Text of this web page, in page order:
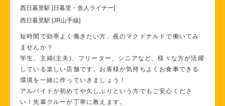
西日暮里駅 [日暮里・舎人ライナー]
西日暮里駅 [JR山手線]
短時間で効率よく働きたい方、夜のマクドナルドで働いてみ
ませんか？
学生、主婦(主夫)、フリーター、シニアなど、様々な方が活躍
している楽しい店舗です。お客様が気持ちよくお食事できる
環境を一緒に作っていきましょう！
アルバイトが初めてや久しぶりという方でもご安心くださ
い！先輩クルーが丁寧に教えます。